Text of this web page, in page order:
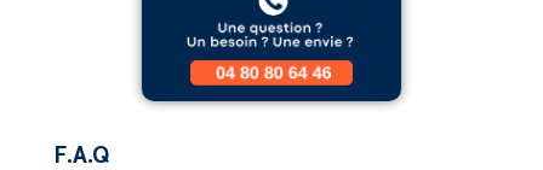
F.A.Q